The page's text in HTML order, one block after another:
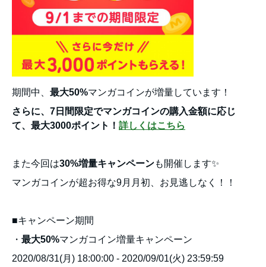
期間中、 最大50%マンガコインが増量しています！
さらに、7日間限定でマンガコインの購入金額に応じ
て、最大3000ポイント！ 詳しくはこちら
また今回は30%増量キャンペーンも開催します✨
マンガコインが超お得な9月月初、お見逃しなく！！
■キャンペーン期間
・ 最大50%マンガコイン増量キャンペーン
2020/08/31(月) 18:00:00 - 2020/09/01(火) 23:59:59